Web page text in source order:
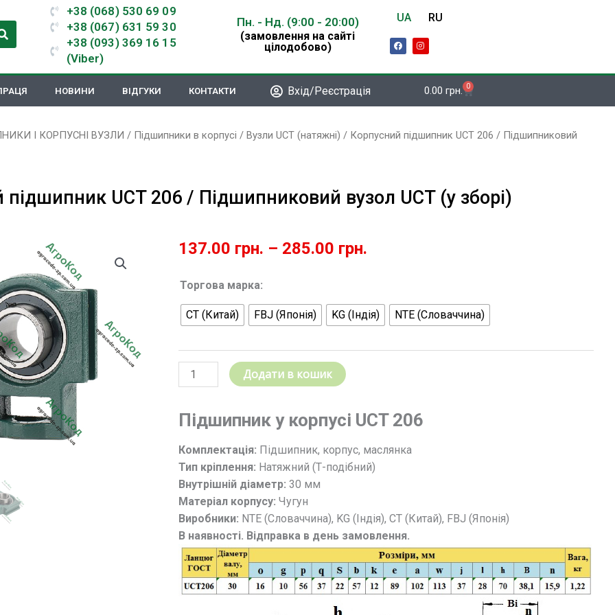
+38 (068) 530 69 09
+38 (067) 631 59 30
+38 (093) 369 16 15
(Viber)
Пн. - Нд. (9:00 - 20:00)
(замовлення на сайті
цілодобово)
UA RU
F
a
b
I
n
a
m
НОВИНИ ВІДГУКИ КОНТАКТИ Вхід/Реєстрація 0.00 грн. 0
Кошик
І КОРПУСНІ ВУЗЛИ / Підшипники в корпусі / Вузли UCT (натяжні) / Корпусний підшипник UCT 206 / Підшипниковий
підшипник UCT 206 / Підшипниковий вузол UCT (у зборі)
137.00 грн. – 285.00 грн.
Торгова марка:
CT (Китай) FBJ (Японія) KG (Індія) NTE (Словаччина)
Корпусний
UCT
/
Підшипниковий
вузол
(у
кількість
Додати в кошик
Підшипник у корпусі UCT 206
Комплектація: Підшипник, корпус, маслянка
Тип кріплення: Натяжний (Т-подібний)
Внутрішній діаметр:30 мм
Матеріал корпусу: Чугун
Виробники: NTE (Словаччина), KG (Індія), СТ (Китай), FBJ (Японія)
В наявності. Відправка в день замовлення.